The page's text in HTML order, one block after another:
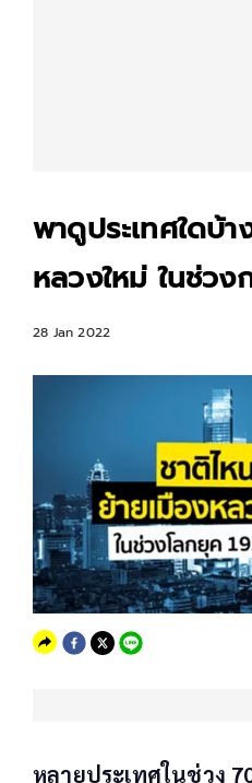
พาดูประเทศใดบ้
หลวงใหม่ ในช่วง
28 Jan 2022
หลายประเทศในช่วง